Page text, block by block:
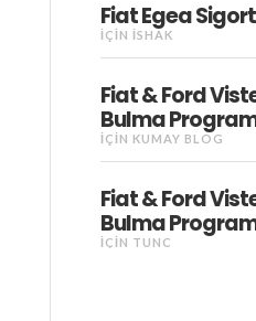
Fiat Egea
IÇIN İSHAK
Fiat & Ford
Bulma
IÇIN KUMAY BLOG
Fiat & Ford
Bulma
IÇIN TUNC